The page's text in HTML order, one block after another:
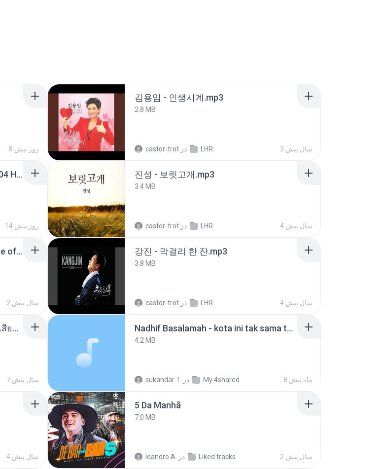
8 روز پیش
김용임 - 인생시계.mp3
2.8 MB
castor-trot در LHR 3 سال پیش
[Witanime.com] TSTJWGCDMS EP 04 HD.mp4
14 روز پیش
진성 - 보릿고개.mp3
3.4 MB
castor-trot در LHR 4 سال پیش
Wrath & Glory - Aeldari - Inheritance of Embers.pdf
2 سال پیش
강진 - 막걸리 한 잔.mp3
3.8 MB
castor-trot در LHR 4 سال پیش
เมียน้อยเหงา พาเสียวค่ะ18+เล่าเรื่องเสียว.mp3
7 سال پیش
Nadhif Basalamah - kota ini tak sama tanpamu (Official Lyric Video).mp3
4.2 MB
sukandar T. در My 4shared 8 ماه پیش
4 سال پیش
5 Da Manhã
7.0 MB
leandro A. در Liked tracks 2 سال پیش